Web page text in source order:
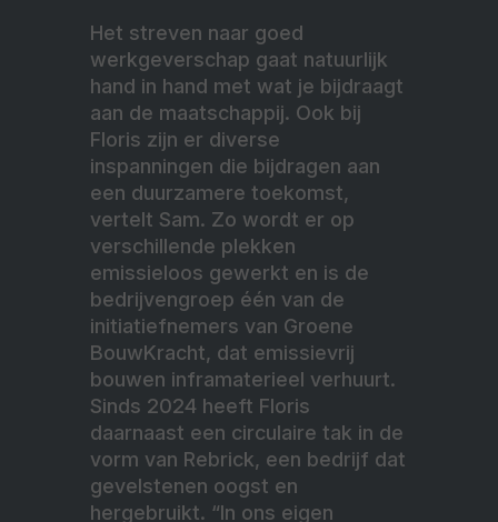
Het streven naar goed
werkgeverschap gaat natuurlijk
hand in hand met wat je bijdraagt
aan de maatschappij. Ook bij
Floris zijn er diverse
inspanningen die bijdragen aan
een duurzamere toekomst,
vertelt Sam. Zo wordt er op
verschillende plekken
emissieloos gewerkt en is de
bedrijvengroep één van de
initiatiefnemers van Groene
BouwKracht, dat emissievrij
bouwen inframaterieel verhuurt.
Sinds 2024 heeft Floris
daarnaast een circulaire tak in de
vorm van Rebrick, een bedrijf dat
gevelstenen oogst en
hergebruikt. “In ons eigen